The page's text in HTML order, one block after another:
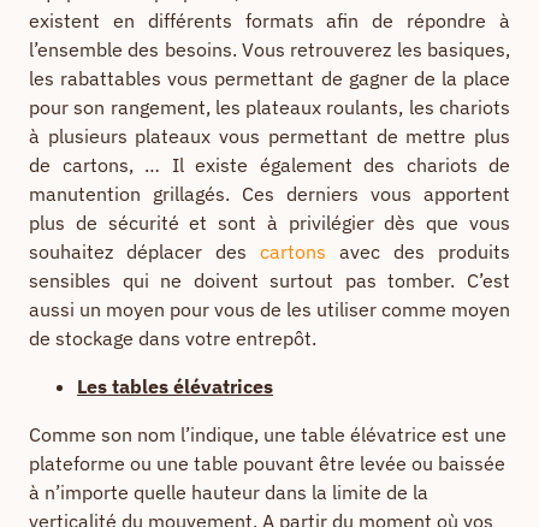
existent en différents formats afin de répondre à
l’ensemble des besoins. Vous retrouverez les basiques,
les rabattables vous permettant de gagner de la place
pour son rangement, les plateaux roulants, les chariots
à plusieurs plateaux vous permettant de mettre plus
de cartons, … Il existe également des chariots de
manutention grillagés. Ces derniers vous apportent
plus de sécurité et sont à privilégier dès que vous
souhaitez déplacer des cartons avec des produits
sensibles qui ne doivent surtout pas tomber. C’est
aussi un moyen pour vous de les utiliser comme moyen
de stockage dans votre entrepôt.
Les tables élévatrices
Comme son nom l’indique, une table élévatrice est une
plateforme ou une table pouvant être levée ou baissée
à n’importe quelle hauteur dans la limite de la
verticalité du mouvement. A partir du moment où vos